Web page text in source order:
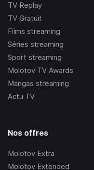
TV Replay
TV Gratuit
Films streaming
Séries streaming
Sport streaming
Molotov TV Awards
Mangas streaming
Actu TV
Nos offres
Molotov Extra
Molotov Extended